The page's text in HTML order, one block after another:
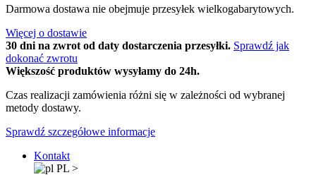
Darmowa dostawa nie obejmuje przesyłek wielkogabarytowych.
Więcej o dostawie
30 dni na zwrot od daty dostarczenia przesyłki. Sprawdź jak
dokonać zwrotu
Większość produktów wysyłamy do 24h.
Czas realizacji zamówienia różni się w zależności od wybranej
metody dostawy.
Sprawdź szczegółowe informacje
Kontakt
PL >